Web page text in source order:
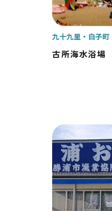
市川市
船橋市
習志野市
古所海水浴場
九十九里 白子町